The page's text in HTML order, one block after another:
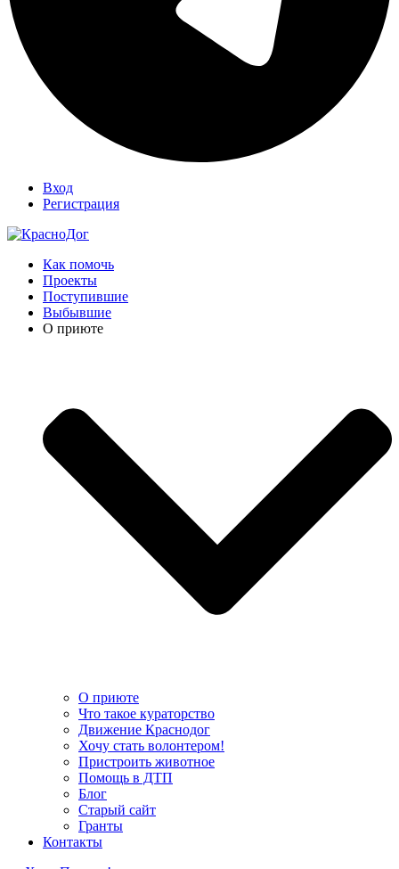
Вход
Регистрация
Как помочь
Проекты
Поступившие
Выбывшие
О приюте
О приюте
Что такое кураторство
Движение Краснодог
Хочу стать волонтером!
Пристроить животное
Помощь в ДТП
Блог
Старый сайт
Гранты
Контакты